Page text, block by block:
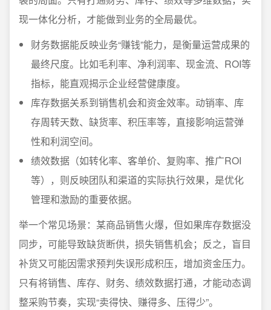
现一体化分析，才能做到业务的全局最优。
财务数据能反映业务“赚钱”能力，是衡量运营成果的
最终尺度。比如毛利率、净利润率、现金流、ROI等
指标，能直观揭示企业经营健康度。
库存数据关系到销售机会和资金效率。动销率、库
存周转天数、缺货率、积压率等，直接影响运营弹
性和利润空间。
绩效数据（如转化率、客单价、复购率、推广ROI
等），则反映团队和渠道的实际执行效果，是优化
管理和激励的重要依据。
举一个常见场景：某商品销售火爆，但如果库存数据没
同步，可能导致缺货断供，损失销售机会；反之，盲目
补货又可能因需求预判失误形成积压，增加资金压力。
只有将销售、库存、财务、绩效数据打通，才能动态调
整采购节奏，实现“卖得快、赚得多、压得少”。